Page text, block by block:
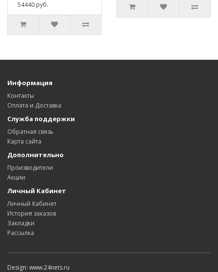
54440 руб.
Информация
Контакты
Оплата и Доставка
Служба поддержки
Обратная связь
Карта сайта
Дополнительно
Производители
Акции
Личный Кабинет
Личный Кабинет
История заказов
Закладки
Рассылка
Design: www.24nets.ru